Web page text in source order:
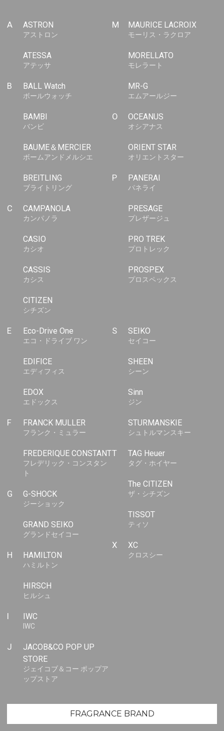
A ASTRON
アストロン
ATESSA
アテッサ
B BALL Watch
ボールウォッチ
BAMBI
バンビ
BAUME＆MERCIER
ボームアンドメルシエ
BREITLING
ブライトリング
C CAMPANOLA
カンパノラ
CASIO
カシオ
CASSIS
カシス
CITIZEN
シチズン
E Eco-Drive One
エコ・ドライブ ワン
EDIFICE
エディフィス
EDOX
エドックス
F FRANCK MULLER
フランク・ミュラー
FREDERIQUE CONSTANT
フレデリック・コンスタン
ト
G G-SHOCK
ジーショック
GRAND SEIKO
グランドセイコー
H HAMILTON
ハミルトン
HIRSCH
ヒルシュ
IWC
IWC
J
JACOB&CO POP UP
STORE
ジェイコブ＆コー ポップア
ップストア
M MAURICE LACROIX
モーリス・ラクロア
MORELLATO
モレラート
MR-G
エムアールジー
O OCEANUS
オシアナス
ORIENT STAR
オリエントスター
P PANERAI
パネライ
PRESAGE
プレザージュ
PRO TREK
プロトレック
PROSPEX
プロスペックス
S SEIKO
セイコー
SHEEN
シーン
Sinn
ジン
STURMANSKIE
シュトルマンスキー
T TAG Heuer
タグ・ホイヤー
The CITIZEN
ザ・シチズン
TISSOT
ティソ
X XC
クロスシー
FRAGRANCE BRAND